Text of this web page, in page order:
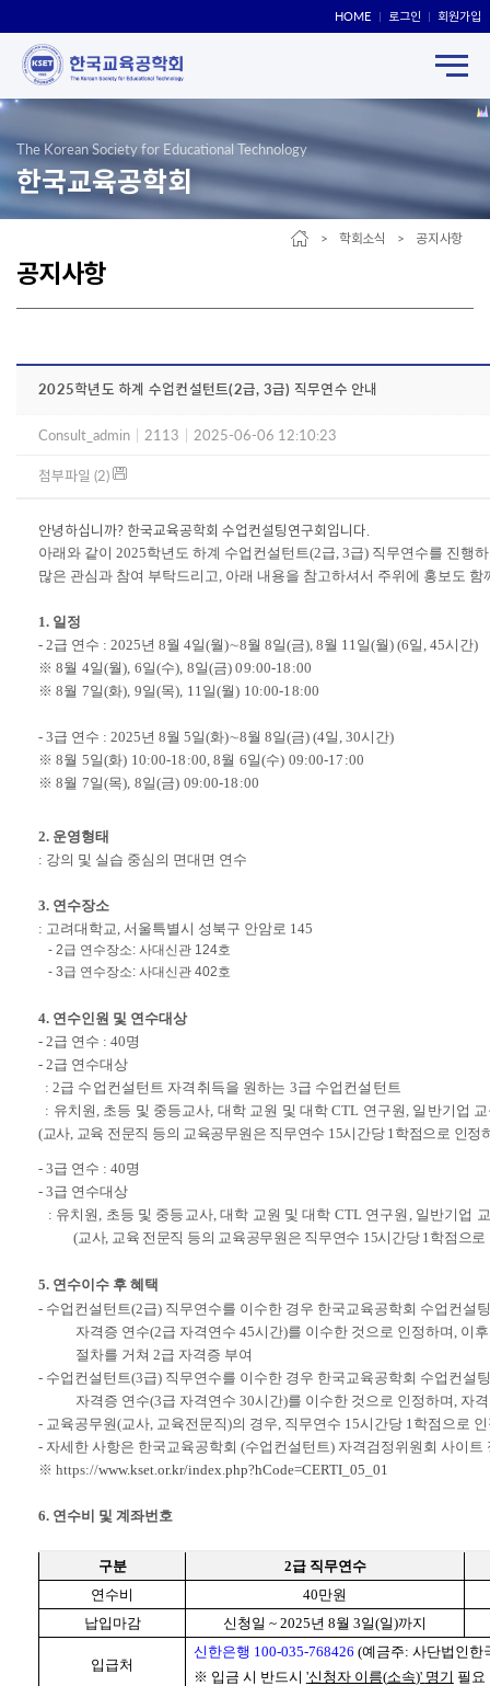
HOME 로그인 회원가입
The Korean Society for Educational Technology
한국교육공학회
공지사항
> 학회소식 > 공지사항
2025학년도 하계 수업컨설턴트(2급, 3급) 직무연수 안내
Consult_admin 2113 2025-06-06 12:10:23
첨부파일 (2)
안녕하십니까? 한국교육공학회 수업컨설팅연구회입니다
아래와 같이 2025학년도 하계 수업컨설턴트(2급, 3급) 직무연수를 진행
많은 관심과 참여 부탁드리고, 아래 내용을 참고하셔서 주위에 홍보도 함
1. 일정
- 2급 연수 : 2025년 8월 4일(월)∼8월 8일(금), 8월 11일(월) (6일 , 45시간)
※8월 4일(월), 6일(수), 8일(금) 09:00-18:00
※8월 7일(화), 9일(목), 11일(월) 10:00-18:00
- 3급 연수 : 2025년 8월 5일(화)∼8월 8일(금) (4일 , 30시간)
※8월 5일(화) 10:00-18:00, 8월 6일(수) 09:00-17:00
※8월 7일(목), 8일(금) 09:00-18:00
2. 운영형태
: 강의 및 실습 중심의 면대면 연수
3. 연수장소
: 고려대학교 서울특별시 성북구 안암로 145
- 2급 연수장소: 사대신관 124호
- 3급 연수장소: 사대신관 402호
4. 연수인원 및 연수대상
- 2급 연수 : 40명
- 2급 연수대상
: 2급 수업컨설턴트 자격취득을 원하는 3급 수업컨설턴트
: 유치원 초등 및 중등교사 대학 교원 및 대학CTL 연구원 일반기업
(교사 교육 전문직 등의 교육공무원은 직무연수 15시간당 1 학점으로 인정
- 3급 연수 : 40명
- 3급 연수대상
: 유치원 초등 및 중등교사,대학 교원 및 대학 CTL 연구원
일반기업
(교사, 교육 전문직 등의 교육공무원은 직무연수 15시간당 1 학점으로
5. 연수이수 후 혜택
- 수업컨설턴트(2급) 직무연수를 이수한 경우 한국교육공학회 수업컨설
자격증 연수(2급 자격연수 45시간)를 이수한 것으로 인정하며 이
절차를 거쳐 2급 자격증 부여
- 수업컨설턴트(3급) 직무연수를 이수한 경우 한국교육공학회 수업컨설
자격증 연수(3급 자격연수 30시간)를 이수한 것으로 인정하며 자
- 교육공무원(교사 교육전문직)의 경우 직무연수 15시간당 1 학점으로
- 자세한 사항은 한국교육공학회 (수업컨설턴트) 자격검정위원회 사이트
※ https://www.kset.or.kr/index.php?hCode=CERTI_05_01
6. 연수비 및 계좌번호
구분 2급 직무연수
연수비
40만원
납입마감
신청일 ~ 2025년 8월 3일(일)까지
입급처
신한은행 100-035-768426 (예금주: 사단법인한
※ 입금 시 반드시 '신청자 이름(소속)' 명기 필요